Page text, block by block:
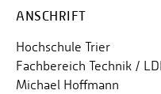
ANSCHRIFT
Hochschule Trier
Fachbereich Technik /
Michael Hoffmann